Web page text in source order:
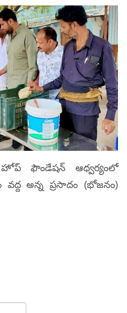
హోప్ ఫౌండేషన్ ఆధ్వర్యంలో
అన్న ప్రసాదం (భోజనం)